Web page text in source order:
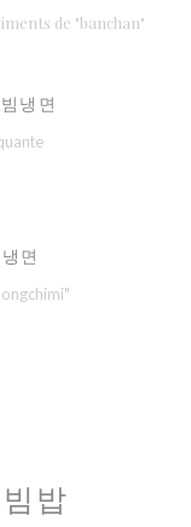
de "banchan"
냉면
면
밥